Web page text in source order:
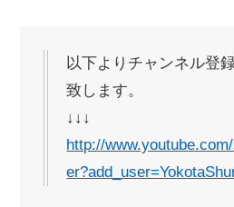
以下よりチャンネル登
致します。
↓↓↓
http://